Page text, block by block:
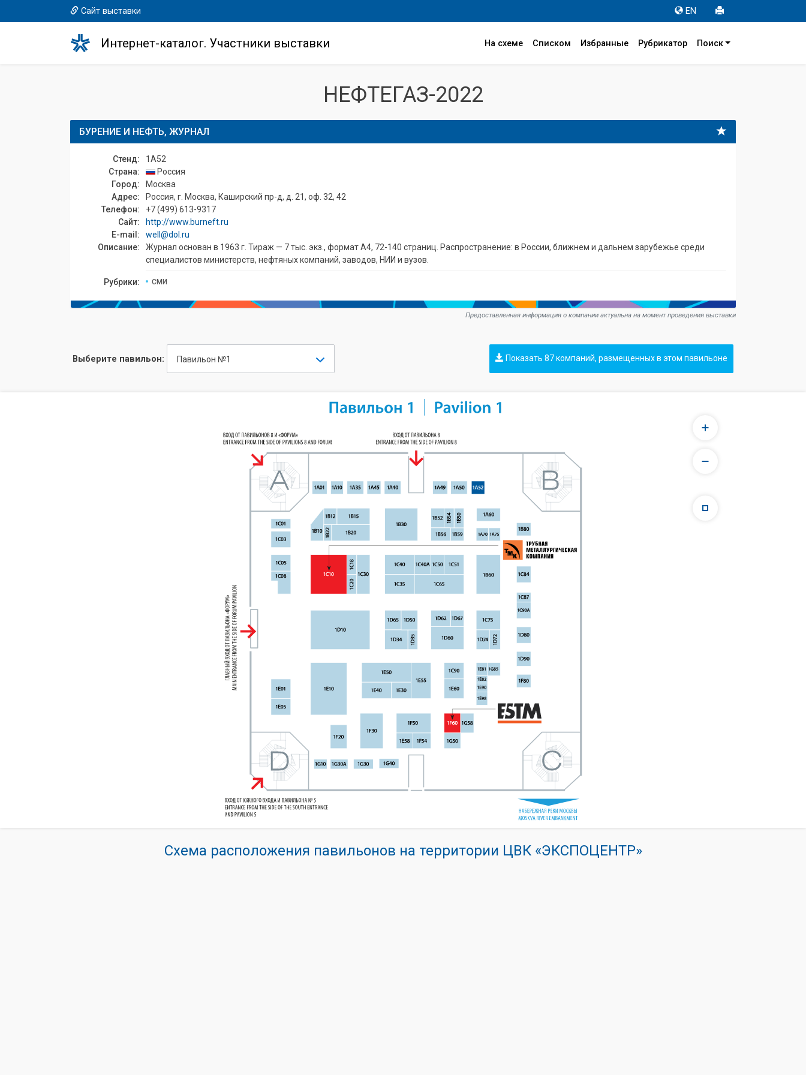
Сайт выставки EN
Интернет-каталог. Участники выставки На схеме Списком Избранные Рубрикатор Поиск
НЕФТЕГАЗ-2022
БУРЕНИЕ И НЕФТЬ, ЖУРНАЛ
Стенд:
1A52
Страна:
Россия
Город:
Москва
Адрес:
Россия, г. Москва, Каширский пр-д, д. 21, оф. 32, 42
Телефон:
+7 (499) 613-9317
Сайт:
http://www.burneft.ru
E-mail:
well@dol.ru
Описание:
Журнал основан в 1963 г. Тираж — 7 тыс. экз., формат А4, 72-140 страниц. Распространение: в России, ближнем и дальнем зарубежье среди
специалистов министерств, нефтяных компаний, заводов, НИИ и вузов.
Рубрики: СМИ
Предоставленная информация о компании актуальна на момент проведения выставки
Выберите павильон: Павильон №1 Показать 87 компаний, размещенных в этом павильоне
Схема расположения павильонов на территории ЦВК «ЭКСПОЦЕНТР»